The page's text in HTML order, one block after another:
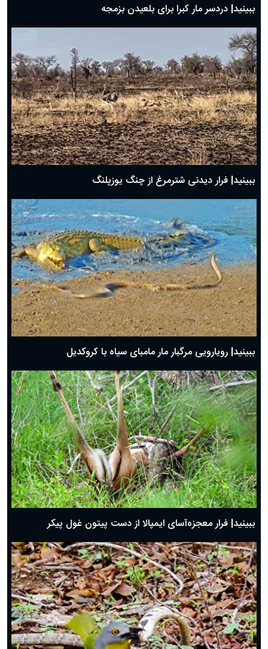
ببینید| دردسر مار کبرا برای بلعیدن بزمجه
ببینید| فرار دیدنی شترمرغ از چنگ یوزپلنگ
ببینید| رویارویی مرگبار مار مامبای سیاه با کروکدیل
ببینید| فرار معجزه‌آسای ایمپالا از دست پیتون غول پیکر